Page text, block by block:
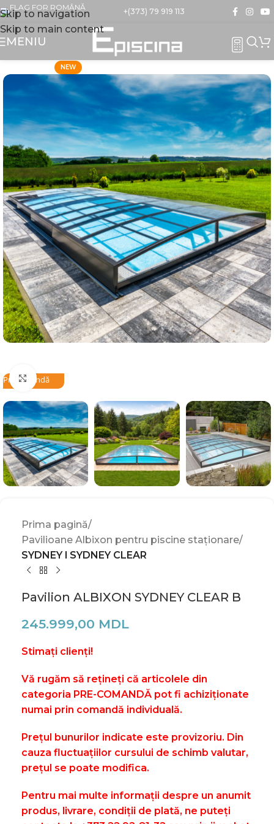
Skip to navigation
Skip to main content
+(373) 79 919 113
MENIU
NEW
PrecomandăClick to enlarge
Prima pagină
Pavilioane Albixon pentru piscine staționare
SYDNEY l SYDNEY CLEAR
Pavilion ALBIXON SYDNEY CLEAR B
245.999,00 MDL
Stimați clienți!
Vă rugăm să rețineți că articolele din
categoria PRE-COMANDĂ pot fi achiziționate
numai prin comandă individuală.
Prețul bunurilor indicate este provizoriu. Din
cauza fluctuațiilor cursului de schimb valutar,
prețul se poate modifica.
Pentru mai multe informații despre un anumit
produs, livrare, condiții de plată, ne puteți